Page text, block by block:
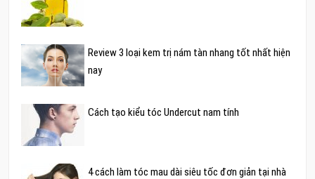
Review 3 loại kem trị nám tàn nhang tốt nhất hiện
nay
Cách tạo kiểu tóc Undercut nam tính
4 cách làm tóc mau dài siêu tốc đơn giản tại nhà